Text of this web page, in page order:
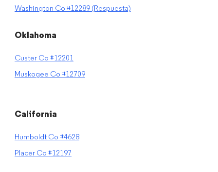
Washington Co #12289 (Respuesta)
Oklahoma
Custer Co #12201
Muskogee Co #12709
California
Humboldt Co #4628
Placer Co #12197